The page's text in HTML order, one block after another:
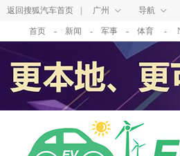
返回搜狐汽车首页 广州 导航
首页 - 新闻 - 军事 - 体育 -